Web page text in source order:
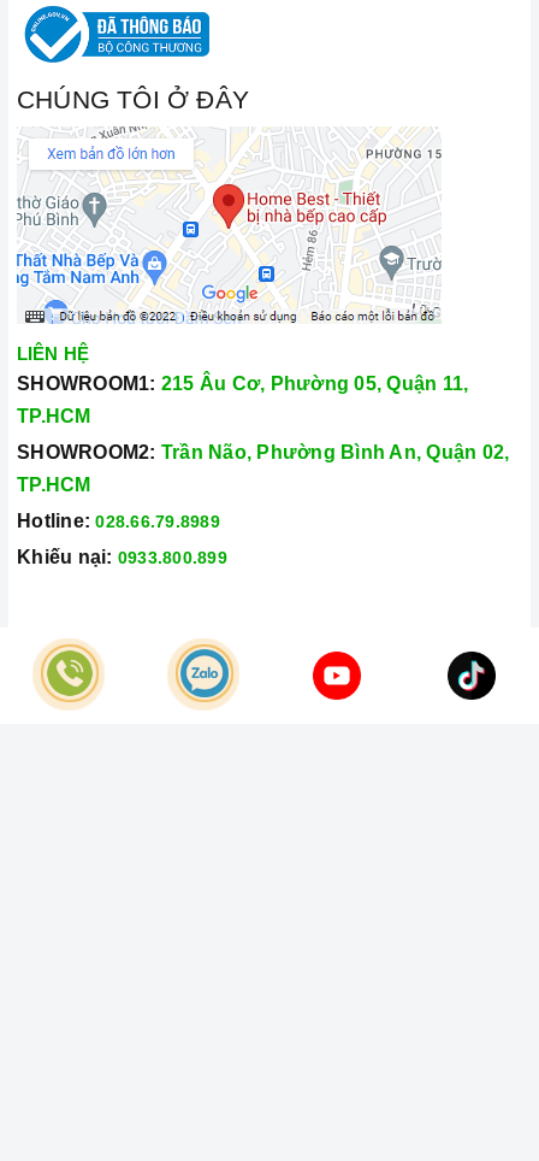
CHÚNG TÔI Ở ĐÂY
LIÊN HỆ
SHOWROOM1: 215 Âu Cơ, Phường 05, Quận 11,
TP.HCM
SHOWROOM2: Trần Não, Phường Bình An, Quận 02,
TP.HCM
Hotline: 028.66.79.8989
Khiếu nại: 0933.800.899
© Bản quyền thuộc vềCông Ty TNHH Home Best Việt Nam
Cung cấp bởi
Sapo